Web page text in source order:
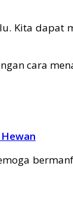
Kita dapat
cara